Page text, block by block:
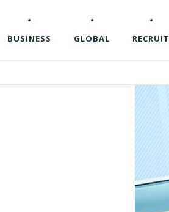
BUSINESS GLOBAL RECRUIT